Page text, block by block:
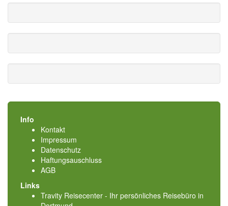
Info
Kontakt
Impressum
Datenschutz
Haftungsauschluss
AGB
Links
Travity Reisecenter - Ihr persönliches Reisebüro in